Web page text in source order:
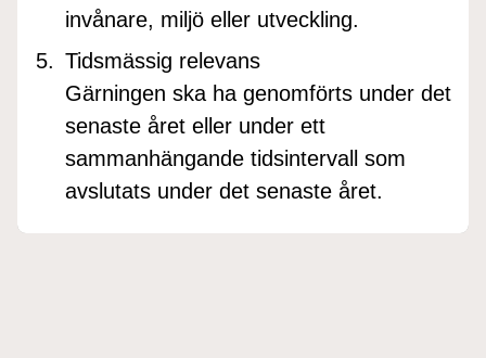
invånare, miljö eller utveckling.
Tidsmässig relevans
Gärningen ska ha genomförts under det
senaste året eller under ett
sammanhängande tidsintervall som
avslutats under det senaste året.